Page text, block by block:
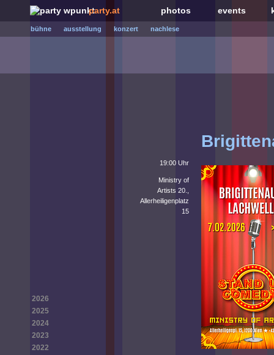
party.at photos events
bühne ausstellung konzert nachlese
2026
2025
2024
2023
2022
19:00 Uhr
Ministry of
Artists 20.,
Allerheiligenplatz
15